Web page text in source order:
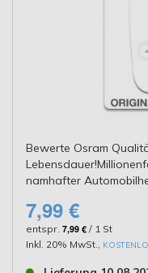
Bewerte Osram
namhafter
7,99 €
entspr. 7,99 € / 1 St
Inkl. 20% MwSt.